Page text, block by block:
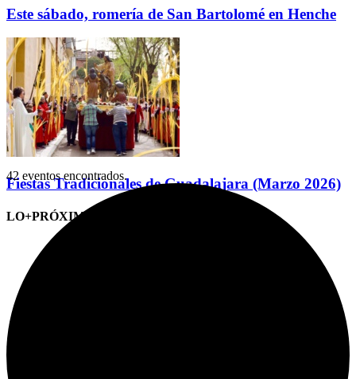
Este sábado, romería de San Bartolomé en Henche
Fiestas Tradicionales de Guadalajara (Marzo 2026)
LO+PRÓXIMO (CITAS)
42 eventos encontrados.